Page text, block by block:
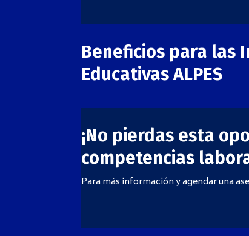
Beneficios para las
Educativas ALPES
¡No pierdas esta
competencias
Para más información y agendar una